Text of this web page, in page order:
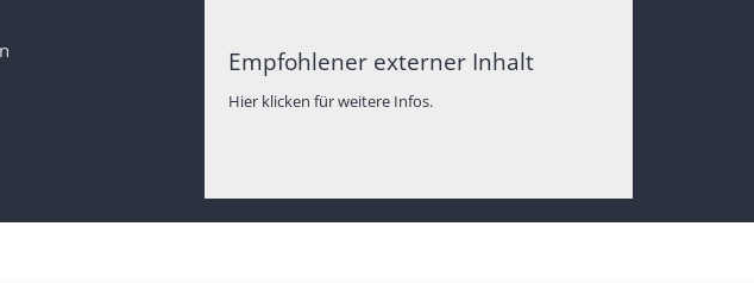
Empfohlener externer Inhalt
Hier klicken für weitere Infos.